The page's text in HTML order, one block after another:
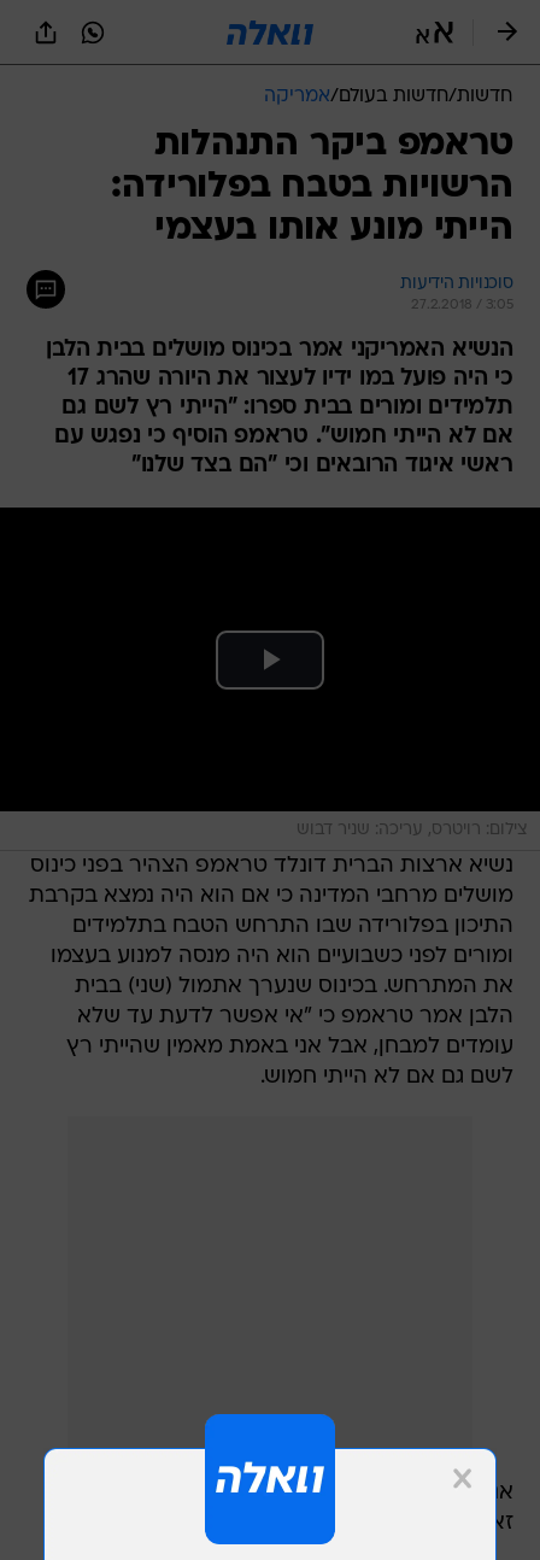
חדשות/חדשות בעולם /אמריקה
טראמפ ביקר התנהלות
הרשויות בטבח בפלורידה:
הייתי מונע אותו בעצמי
סוכנויות הידיעות
27.2.2018 / 3:05
הנשיא האמריקני אמר בכינוס מושלים בבית הלבן
כי היה פועל במו ידיו לעצור את היורה שהרג 17
תלמידים ומורים בבית ספרו: "הייתי רץ לשם גם
אם לא הייתי חמוש". טראמפ הוסיף כי נפגש עם
ראשי איגוד הרובאים וכי "הם בצד שלנו"
צילום: רויטרס, עריכה: שניר דבוש
נשיא ארצות הברית דונלד טראמפ הצהיר בפני כינוס
מושלים מרחבי המדינה כי אם הוא היה נמצא בקרבת
התיכון בפלורידה שבו התרחש הטבח בתלמידים
ומורים לפני כשבועיים הוא היה מנסה למנוע בעצמו
את המתרחש. בכינוס שנערך אתמול (שני) בבית
הלבן אמר טראמפ כי "אי אפשר לדעת עד שלא
עומדים למבחן, אבל אני באמת מאמין שהייתי רץ
לשם גם אם לא הייתי חמוש.
אני חושב שמרבית האנשים בחדר הזה היו עושים
זאת גם כן".